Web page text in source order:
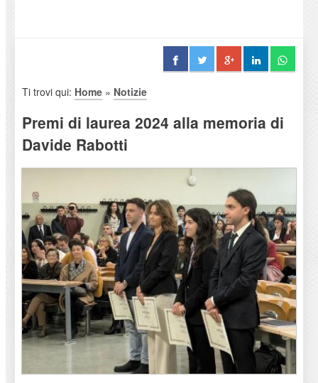
Ti trovi qui: Home» Notizie
Premi di laurea 2024 alla memoria di
Davide Rabotti